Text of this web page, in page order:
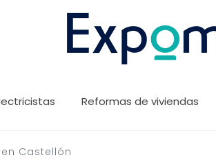
Reformas de viviendas
Castellón